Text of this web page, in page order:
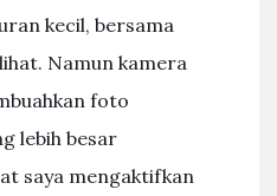
kecil, bersama
Namun kamera
foto
lebih besar
saya mengaktifkan